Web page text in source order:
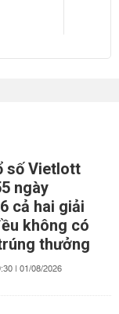
số Vietlott
ngày
cả hai giải
không có
thưởng
| 01/08/2026